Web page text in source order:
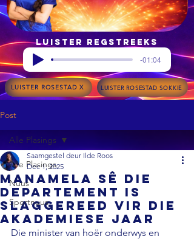
Luister regstreeks
-01:04
LUISTER ROSESTAD X LUISTER ROSESTAD SOKKIE
Post
Alle Plasings
Nuus
Sportnuus
Alle Plasings
Manamela sê die
departement is
slaggereed vir die
akademiese jaar
Saamgestel deur Ilde Roos
Dec 1, 2025
Die minister van hoër onderwys en